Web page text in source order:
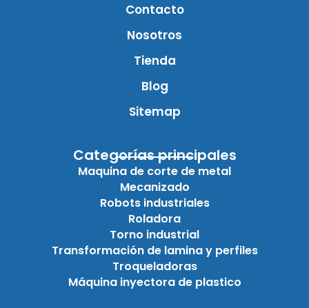
Contacto
Nosotros
Tienda
Blog
Sitemap
Categorías principales
Maquina de corte de metal
Mecanizado
Robots industriales
Roladora
Torno industrial
Transformación de lamina y perfiles
Troqueladoras
Máquina inyectora de plastico